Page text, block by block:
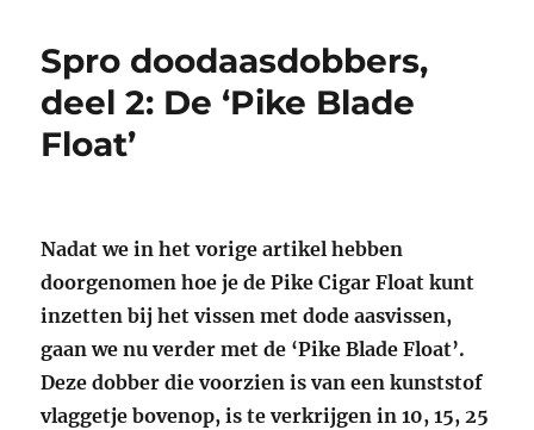
Spro doodaasdobbers,
deel 2: De ‘Pike Blade
Float’
Nadat we in het vorige artikel hebben
doorgenomen hoe je de Pike Cigar Float kunt
inzetten bij het vissen met dode aasvissen,
gaan we nu verder met de ‘Pike Blade Float’.
Deze dobber die voorzien is van een kunststof
vlaggetje bovenop, is te verkrijgen in 10, 15, 25